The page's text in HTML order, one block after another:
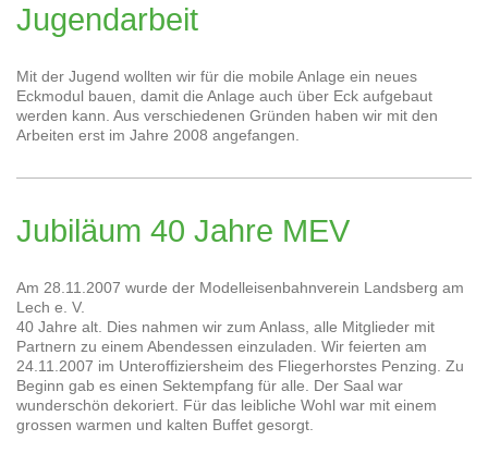
Jugendarbeit
Mit der Jugend wollten wir für die mobile Anlage ein neues
Eckmodul bauen, damit die Anlage auch über Eck aufgebaut
werden kann. Aus verschiedenen Gründen haben wir mit den
Arbeiten erst im Jahre 2008 angefangen.
Jubiläum 40 Jahre MEV
Am 28.11.2007 wurde der Modelleisenbahnverein Landsberg am
Lech e. V.
40 Jahre alt. Dies nahmen wir zum Anlass, alle Mitglieder mit
Partnern zu einem Abendessen einzuladen. Wir feierten am
24.11.2007 im Unteroffiziersheim des Fliegerhorstes Penzing. Zu
Beginn gab es einen Sektempfang für alle. Der Saal war
wunderschön dekoriert. Für das leibliche Wohl war mit einem
grossen warmen und kalten Buffet gesorgt.